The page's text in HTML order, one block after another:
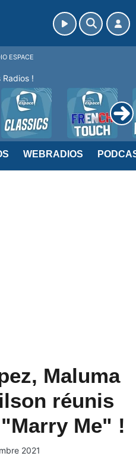
WEBRADIOS
Maluma
réunis
Me" !
2021
ESPACE
Radios !